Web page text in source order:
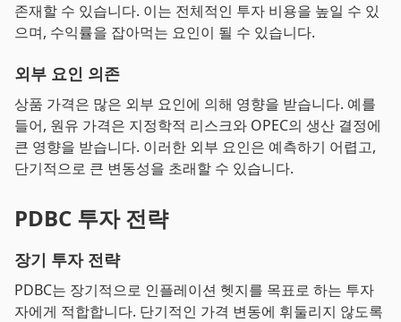
존재할 수 있습니다. 이는 전체적인 투자 비용을 높일 수 있
으며, 수익률을 잡아먹는 요인이 될 수 있습니다.
외부 요인 의존
상품 가격은 많은 외부 요인에 의해 영향을 받습니다. 예를
들어, 원유 가격은 지정학적 리스크와 OPEC의 생산 결정에
큰 영향을 받습니다. 이러한 외부 요인은 예측하기 어렵고,
단기적으로 큰 변동성을 초래할 수 있습니다.
PDBC 투자 전략
장기 투자 전략
PDBC는 장기적으로 인플레이션 헷지를 목표로 하는 투자
자에게 적합합니다. 단기적인 가격 변동에 휘둘리지 않도록